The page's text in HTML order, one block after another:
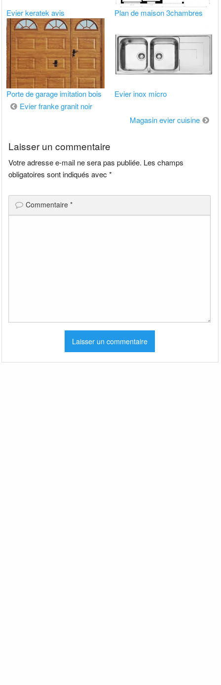
Evier keratek avis Plan de maison 3chambres
Porte de garage imitation bois Evier inox micro
Navigation
Evier franke granit noir
Magasin evier cuisine
Laisser un commentaire
Votre adresse e-mail ne sera pas publiée. Les champs
obligatoires sont indiqués avec*
Commentaire*